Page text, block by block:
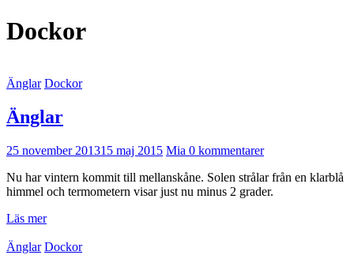
Dockor
Änglar Dockor
Änglar
25 november 201315 maj 2015 Mia 0 kommentarer
Nu har vintern kommit till mellanskåne. Solen strålar från en klarblå
himmel och termometern visar just nu minus 2 grader.
Läs mer
Änglar Dockor